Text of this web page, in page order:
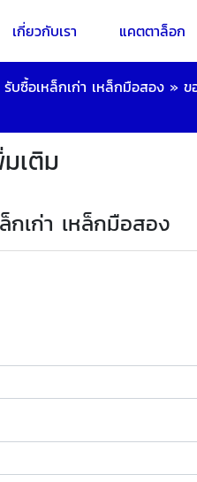
เกี่ยวกับเรา แคตตาล็อก
รับซื้อเหล็กเก่า เหล็กมือสอง » ข
เติม
กเก่า เหล็กมือสอง